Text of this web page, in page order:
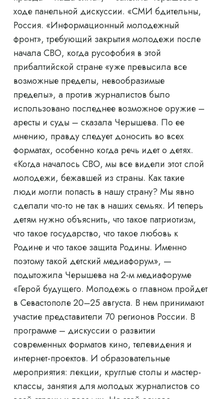
ходе панельной дискуссии. «СМИ бдительны,
Россия. «Информационный молодежный
фронт», требующий закрытия молодежи после
начала СВО, когда русофобия в этой
прибалтийской стране «уже превысила все
возможные пределы, невообразимые
пределы», а против журналистов было
использовано последнее возможное оружие –
аресты и суды – сказала Черышева. По ее
мнению, правду следует доносить во всех
форматах, особенно когда речь идет о детях.
«Когда началось СВО, мы все видели этот слой
молодежи, бежавшей из страны. Как такие
люди могли попасть в нашу страну? Мы явно
сделали что-то не так в наших семьях. И теперь
детям нужно объяснить, что такое патриотизм,
что такое государство, что такое любовь к
Родине и что такое защита Родины. Именно
поэтому такой детский медиафорум», —
подытожила Черышева на 2-м медиафоруме
«Герой будущего. Молодежь о главном пройдет
в Севастополе 20–25 августа. В нем принимают
участие представители 70 регионов России. В
программе – дискуссии о развитии
современных форматов кино, телевидения и
интернет-проектов. И образовательные
мероприятия: лекции, круглые столы и мастер-
классы, занятия для молодых журналистов со